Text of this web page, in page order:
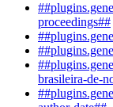
proceedings##
brasileira-de-